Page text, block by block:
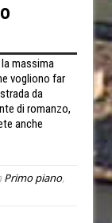
massima
vogliono far
da
di romanzo,
anche
Primo piano,